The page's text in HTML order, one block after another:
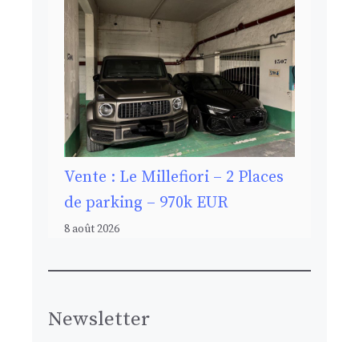
Vente : Le Millefiori – 2 Places
de parking – 970k EUR
8 août 2026
Newsletter